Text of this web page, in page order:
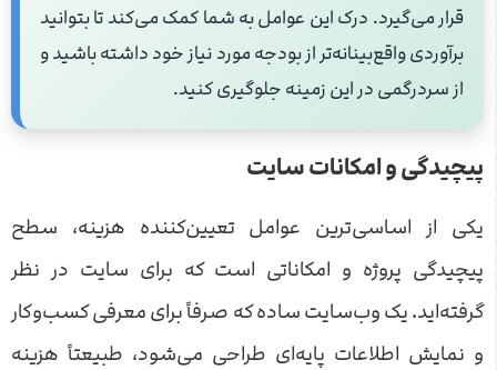
قرار می‌گیرد. درک این عوامل به شما کمک می‌کند تا بتوانید
برآوردی واقع‌بینانه‌تر از بودجه مورد نیاز خود داشته باشید و
از سردرگمی در این زمینه جلوگیری کنید.
پیچیدگی و امکانات سایت
یکی از اساسی‌ترین عوامل تعیین‌کننده هزینه، سطح
پیچیدگی پروژه و امکاناتی است که برای سایت در نظر
گرفته‌اید. یک وب‌سایت ساده که صرفاً برای معرفی کسب‌وکار
و نمایش اطلاعات پایه‌ای طراحی می‌شود، طبیعتاً هزینه